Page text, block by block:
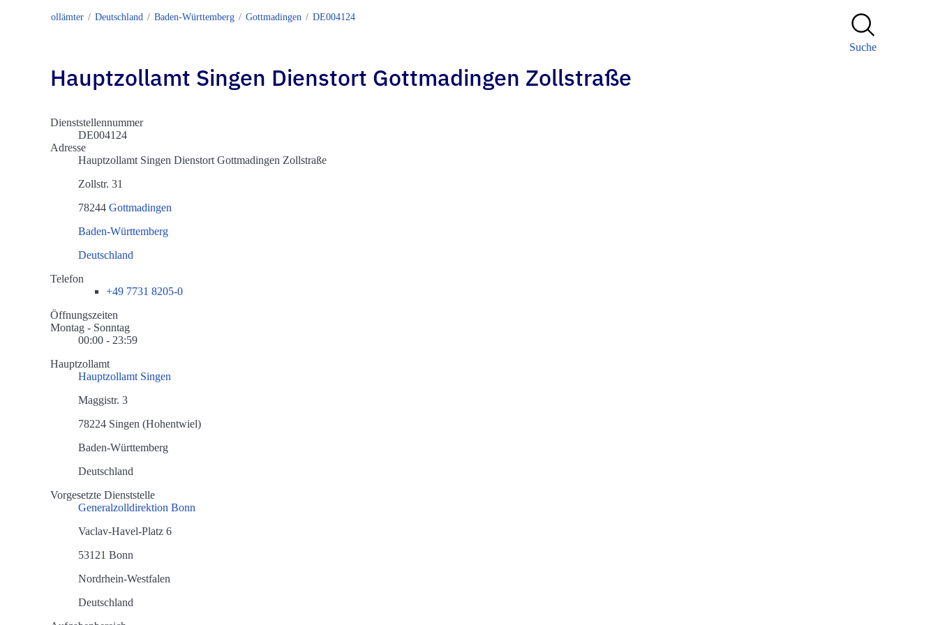
Zollämter Deutschland Baden-Württemberg Gottmadingen DE004124
Suche
Hauptzollamt Singen Dienstort Gottmadingen Zollstraße
Dienststellennummer
DE004124
Adresse
Hauptzollamt Singen Dienstort Gottmadingen Zollstraße
Zollstr. 31
78244 Gottmadingen
Baden-Württemberg
Deutschland
Telefon
+49 7731 8205-0
Öffnungszeiten
Montag - Sonntag
00:00 - 23:59
Hauptzollamt
Hauptzollamt Singen
Maggistr. 3
78224 Singen (Hohentwiel)
Baden-Württemberg
Deutschland
Vorgesetzte Dienststelle
Generalzolldirektion Bonn
Vaclav-Havel-Platz 6
53121 Bonn
Nordrhein-Westfalen
Deutschland